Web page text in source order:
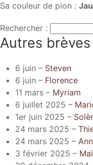
Sa couleur de pion :
Rechercher :
Autres brèves
6 juin – Steven
6 juin – Florence
11 mars – Myriam
6 juillet 2025 –
1er juin 2025 –
24 mars 2025 –
24 mars 2025 –
3 février 2025 –